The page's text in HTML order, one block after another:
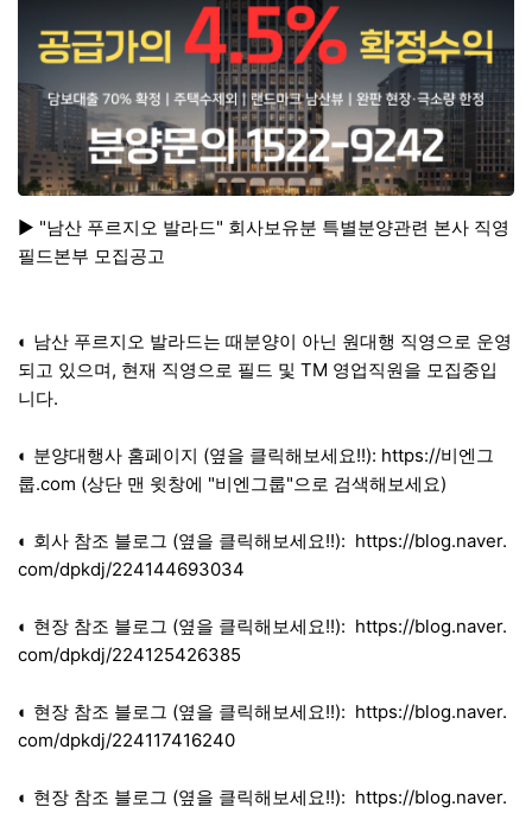
▶ "남산 푸르지오 발라드" 회사보유분 특별분양관련 본사 직영
필드본부 모집공고
◐ 남산 푸르지오 발라드는 때분양이 아닌 원대행 직영으로 운영
되고 있으며, 현재 직영으로 필드 및 TM 영업직원을 모집중입
니다.
◐ 분양대행사 홈페이지 (옆을 클릭해보세요!!): https://비엔그
룹.com (상단 맨 윗창에 "비엔그룹"으로 검색해보세요)
◐ 회사 참조 블로그 (옆을 클릭해보세요!!): https://blog.naver.
com/dpkdj/224144693034
◐ 현장 참조 블로그 (옆을 클릭해보세요!!): https://blog.naver.
com/dpkdj/224125426385
◐ 현장 참조 블로그 (옆을 클릭해보세요!!): https://blog.naver.
com/dpkdj/224117416240
◐ 현장 참조 블로그 (옆을 클릭해보세요!!): https://blog.naver.